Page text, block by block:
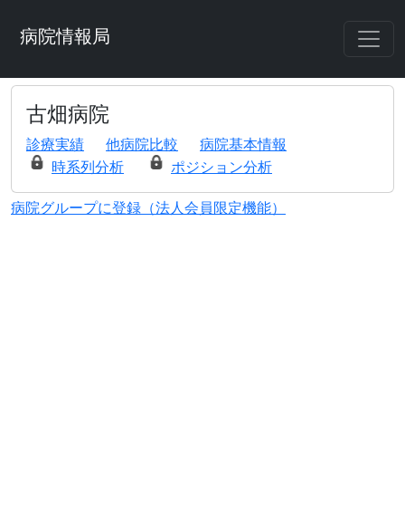
病院情報局
古畑病院
診療実績 他病院比較
病院基本情報
時系列分析
ポジション分析
病院グループに登録（法人会員限定機能）